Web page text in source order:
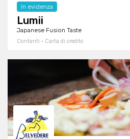
In evidenza
Lumii
Japanese Fusion Taste
Contanti · Carta di credito